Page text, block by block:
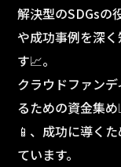
解決型のSDGsの
や成功事例を深
す📈。
クラウドファン
るための資金集
📱、成功に導く
ています。